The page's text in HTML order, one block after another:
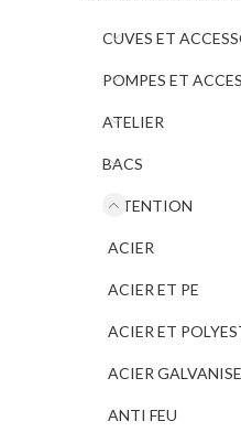
CUVES ET
POMPES ET
ATELIER
BACS
RETENTION
ACIER
ACIER ET PE
ACIER ET
ACIER GALVANISE
ANTI FEU